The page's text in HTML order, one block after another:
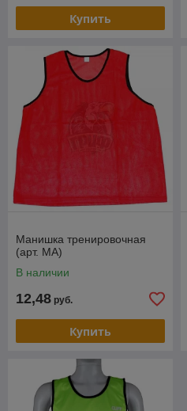
Купить
Манишка тренировочная
(арт. MA)
В наличии
12,48 руб.
Купить